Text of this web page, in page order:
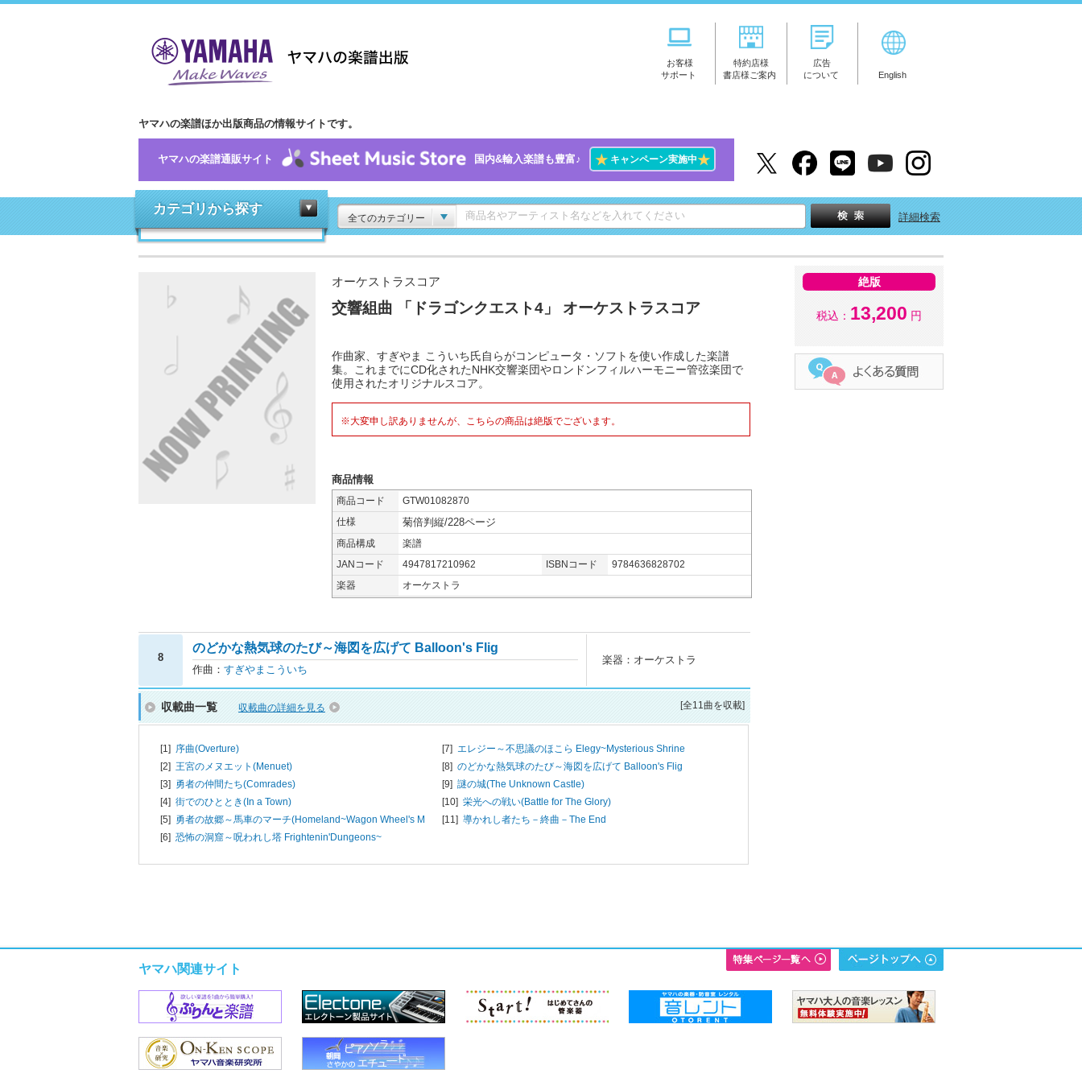
お客様
サポート
特約店様
書店様ご案内
広告
について
English
ヤマハの楽譜ほか出版商品の情報サイトです。
ヤマハの楽譜通販サイト 国内&輸入楽譜も豊富♪ ★キャンペーン実施中★
カテゴリから探す
全てのカテゴリー 詳細検索
オーケストラスコア
交響組曲 「ドラゴンクエスト4」 オーケストラスコア
作曲家、すぎやま こういち氏自らがコンピュータ・ソフトを使い作成した楽譜
集。これまでにCD化されたNHK交響楽団やロンドンフィルハーモニー管弦楽団で
使用されたオリジナルスコア。
※大変申し訳ありませんが、こちらの商品は絶版でございます。
商品情報
商品コード
GTW01082870
仕様
菊倍判縦/228ページ
商品構成
楽譜
JANコード
4947817210962 ISBNコード
9784636828702
楽器
オーケストラ
8
のどかな熱気球のたび～海図を広げて Balloon's Flig
作曲： すぎやまこういち
楽器：オーケストラ
収載曲一覧 収載曲の詳細を見る [全11曲を収載]
[1] 序曲(Overture)
[2] 王宮のメヌエット(Menuet)
[3] 勇者の仲間たち(Comrades)
[4] 街でのひととき(In a Town)
[5] 勇者の故郷～馬車のマーチ(Homeland~Wagon Wheel's M
[6] 恐怖の洞窟～呪われし塔 Frightenin'Dungeons~
[7] エレジー～不思議のほこら Elegy~Mysterious Shrine
[8] のどかな熱気球のたび～海図を広げて Balloon's Flig
[9] 謎の城(The Unknown Castle)
[10] 栄光への戦い(Battle for The Glory)
[11] 導かれし者たち－終曲－The End
絶版
税込： 13,200 円
ヤマハ関連サイト